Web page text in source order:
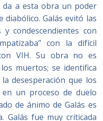
a esta obra un poder
diabólico. Galás evitó las
y condescendientes con
con la difícil
VIH. Su obra no es
muertos; se identifica
desesperación que los
un proceso de duelo
de ánimo de Galás es
Galás fue muy criticada